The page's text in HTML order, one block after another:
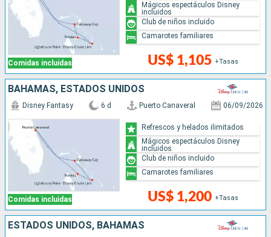
Comidas incluidas US$ 1,105 +Tasas
Mágicos espectáculos Disney
incluidos
Club de niños incluido
Camarotes familiares
BAHAMAS, ESTADOS UNIDOS
Comidas incluidas
Disney Fantasy 6 d Puerto Canaveral 06/09/2026
US$ 1,200 +Tasas
Refrescos y helados ilimitados
Mágicos espectáculos Disney
incluidos
Club de niños incluido
Camarotes familiares
ESTADOS UNIDOS, BAHAMAS